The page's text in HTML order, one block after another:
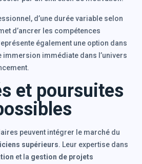
d’une durée variable selon
d’ancrer les compétences
également une option dans
immersion immédiate dans l’univers
et poursuites
peuvent intégrer le marché du
supérieurs. Leur expertise dans
et la gestion de projets